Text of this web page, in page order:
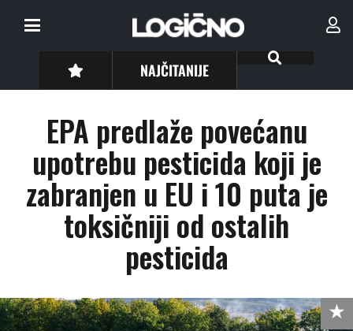
NAJČITANIJE
EPA predlaže povećanu
upotrebu pesticida koji je
zabranjen u EU i 10 puta je
toksičniji od ostalih
pesticida